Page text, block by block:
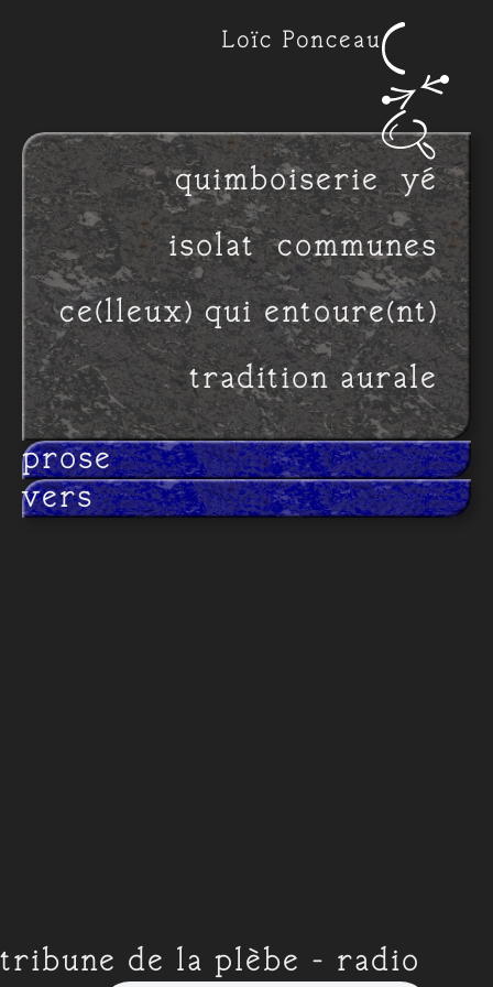
Loïc Ponceau
yé
quimboiserie
communes
isolat
ce(lleux) qui entoure(nt)
tradition aurale
prose
vers
tribune de la plèbe - radio